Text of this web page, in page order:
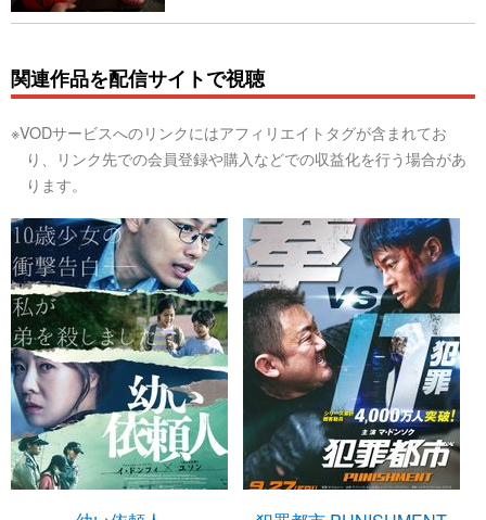
関連作品を配信サイトで視聴
※VODサービスへのリンクにはアフィリエイトタグが含まれてお
り、リンク先での会員登録や購入などでの収益化を行う場合があ
ります。